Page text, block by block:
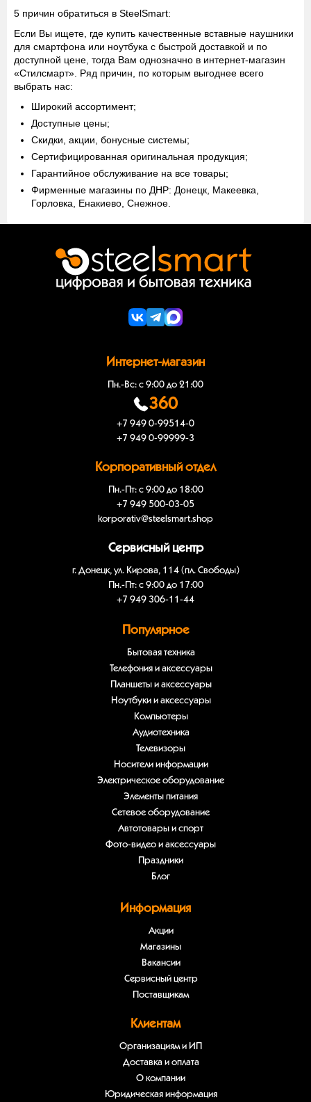
5 причин обратиться в SteelSmart:
Если Вы ищете, где купить качественные вставные наушники
для смартфона или ноутбука с быстрой доставкой и по
доступной цене, тогда Вам однозначно в интернет-магазин
«Стилсмарт». Ряд причин, по которым выгоднее всего
выбрать нас:
Широкий ассортимент;
Доступные цены;
Скидки, акции, бонусные системы;
Сертифицированная оригинальная продукция;
Гарантийное обслуживание на все товары;
Фирменные магазины по ДНР: Донецк, Макеевка,
Горловка, Енакиево, Снежное.
Интернет-магазин
Пн.-Вс: с 9:00 до 21:00
360
+7 949 0-99514-0
+7 949 0-99999-3
Корпоративный отдел
Пн.-Пт: с 9:00 до 18:00
+7 949 500-03-05
korporativ@steelsmart.shop
Сервисный центр
г. Донецк, ул. Кирова, 114 (пл. Свободы)
Пн.-Пт: с 9:00 до 17:00
+7 949 306-11-44
Популярное
Бытовая техника
Телефония и аксессуары
Планшеты и аксессуары
Ноутбуки и аксессуары
Компьютеры
Аудиотехника
Телевизоры
Носители информации
Электрическое оборудование
Элементы питания
Сетевое оборудование
Автотовары и спорт
Фото-видео и аксессуары
Праздники
Блог
Информация
Акции
Магазины
Вакансии
Сервисный центр
Поставщикам
Клиентам
Организациям и ИП
Доставка и оплата
О компании
Юридическая информация